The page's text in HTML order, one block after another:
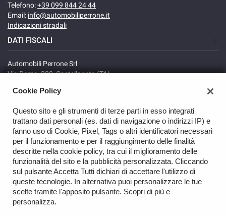
Telefono:+39 099 844 24 44
Email: info@automobiliperrone.it
Indicazioni stradali
DATI FISCALI
Automobili Perrone Srl
Via Roma, 320, Castellaneta (TA)
Registro delle imprese: TA
Copyright © 2026 Automobili Perrone Srl - VAT 02735640738 -
Read the Privacy Policy
Cookie Policy
Questo sito e gli strumenti di terze parti in esso integrati
trattano dati personali (es. dati di navigazione o indirizzi IP) e
fanno uso di Cookie, Pixel, Tags o altri identificatori necessari
per il funzionamento e per il raggiungimento delle finalità
descritte nella cookie policy, tra cui il miglioramento delle
funzionalità del sito e la pubblicità personalizzata. Cliccando
sul pulsante Accetta Tutti dichiari di accettare l'utilizzo di
queste tecnologie. In alternativa puoi personalizzare le tue
scelte tramite l'apposito pulsante. Scopri di più e
personalizza.